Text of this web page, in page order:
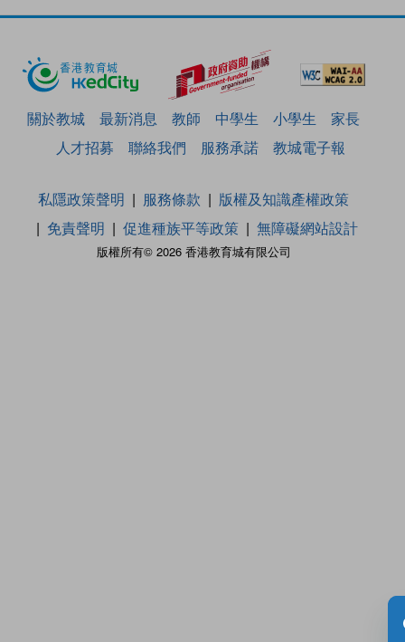
關於教城 最新消息 教師 中學生 小學生
家長
人才招募
聯絡我們 服務承諾 教城電子報
版權所有© 2026 香港教育城有限公司
私隱政策聲明 服務條款
版權及知識產權政策
免責聲明
促進種族平等政策 無障礙網站設計